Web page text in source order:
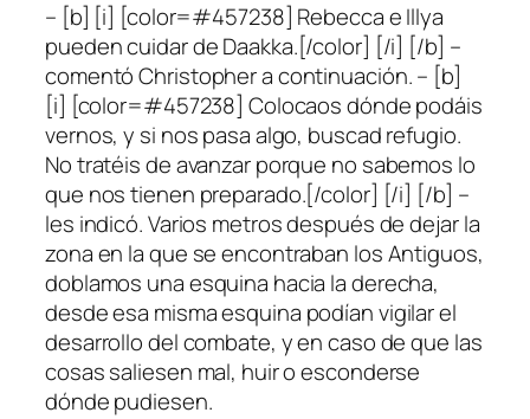
– [b] [i] [color=#457238] Rebecca e Illya
pueden cuidar de Daakka.[/color] [/i] [/b] –
comentó Christopher a continuación. – [b]
[i] [color=#457238] Colocaos dónde podáis
vernos, y si nos pasa algo, buscad refugio.
No tratéis de avanzar porque no sabemos lo
que nos tienen preparado.[/color] [/i] [/b] –
les indicó. Varios metros después de dejar la
zona en la que se encontraban los Antiguos,
doblamos una esquina hacia la derecha,
desde esa misma esquina podían vigilar el
desarrollo del combate, y en caso de que las
cosas saliesen mal, huir o esconderse
dónde pudiesen.